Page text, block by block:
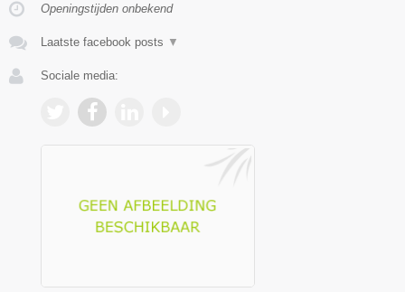
Openingstijden onbekend
Laatste facebook posts ▼
Sociale media: